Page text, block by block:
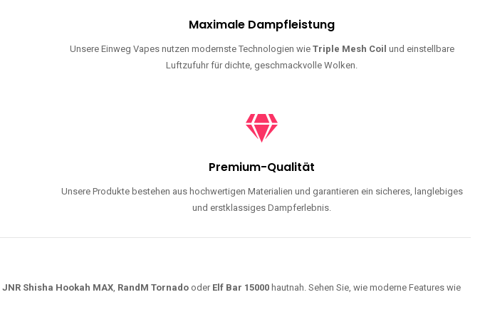
Maximale Dampfleistung
Unsere Einweg Vapes nutzen modernste Technologien wie Triple Mesh Coil und einstellbare
Luftzufuhr für dichte, geschmackvolle Wolken.
Premium-Qualität
Unsere Produkte bestehen aus hochwertigen Materialien und garantieren ein sicheres, langlebiges
und erstklassiges Dampferlebnis.
JNR Shisha Hookah MAX, RandM Tornado oder Elf Bar 15000 hautnah. Sehen Sie, wie moderne Features wie